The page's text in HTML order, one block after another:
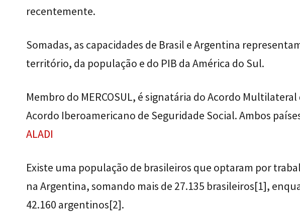
recentemente.
Somadas, as capacidades de Brasil e Argentina
território, da população e do PIB da América do Sul.
Membro do MERCOSUL, é signatária do Acordo
Acordo Iberoamericano de Seguridade Social. Ambos
ALADI
Existe uma população de brasileiros que optaram por
na Argentina, somando mais de 27.135 brasileiros[1],
42.160 argentinos[2].